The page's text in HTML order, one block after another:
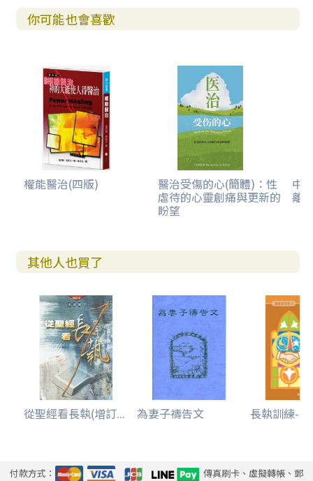
你可能也會喜歡
權能醫治(四版) 醫治受傷的心(簡體)：性
虐待的心靈創痛與更新的
盼望
中
離
其他人也買了
從聖經看長執(增訂... 為妻子禱告文 長執訓練--
付款方式：
傳真刷卡、虛擬轉帳、郵